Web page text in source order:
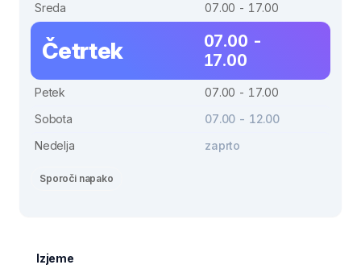
Sreda
07.00 - 17.00
Četrtek
07.00 -
17.00
Petek
07.00 - 17.00
Sobota
07.00 - 12.00
Nedelja
zaprto
Sporoči napako
Izjeme